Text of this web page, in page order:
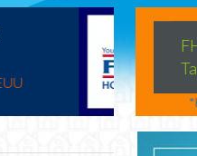
6.990%
FHA